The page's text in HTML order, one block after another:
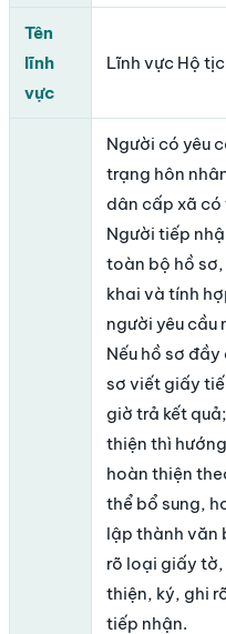
Tên
lĩnh
vực
Lĩnh vực Hộ
Người có yêu
trạng hôn
dân cấp xã có
Người tiếp
toàn bộ hồ
khai và tính
người yêu cầu
Nếu hồ sơ
sơ viết giấy
giờ trả kết
thiện thì
hoàn thiện
thể bổ sung,
lập thành văn
rõ loại giấy
thiện, ký, ghi
tiếp nhận.